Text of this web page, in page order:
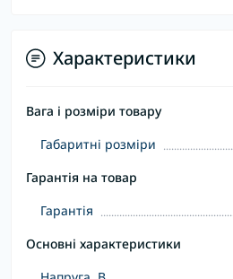
Характеристики
Вага і розміри товару
Габаритні розміри
Гарантія на товар
Гарантія
Основні характеристики